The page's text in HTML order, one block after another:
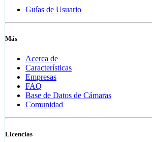
Guías de Usuario
Más
Acerca de
Características
Empresas
FAQ
Base de Datos de Cámaras
Comunidad
Licencias